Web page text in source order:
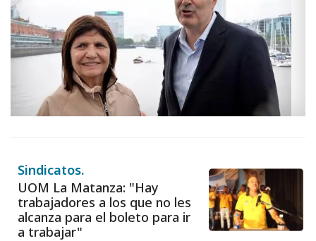
Sindicatos.
UOM La Matanza: "Hay
trabajadores a los que no les
alcanza para el boleto para ir
a trabajar"